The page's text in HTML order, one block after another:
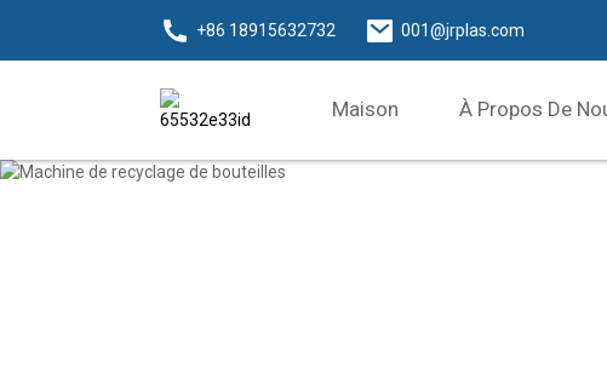
+86 18915632732 001@jrplas.com
Maison À Propos De